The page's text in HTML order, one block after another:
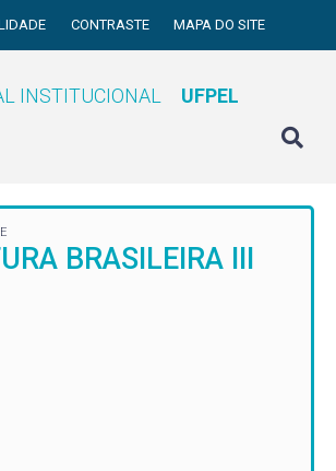
CONTRASTE MAPA DO SITE
INSTITUCIONAL UFPEL
BRASILEIRA III